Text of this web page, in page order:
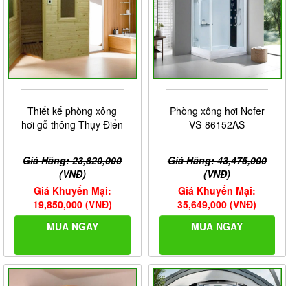
hơi với một nhiệt độ hợp lý vừa phải mà không gây nên
những tác dụng phụ.
Thiết bị cài đặt nhiệt độ và thời gian bên ngoài phòng
xông hơi
Thiết kế phòng xông
hơi gỗ thông Thụy Điển
Giá Hãng: 23,820,000
(VNĐ)
Giá Khuyến Mại:
19,850,000 (VNĐ)
MUA NGAY
Phòng xông hơi Nofer
VS-86152AS
Giá Hãng: 43,475,000
(VNĐ)
Giá Khuyến Mại:
35,649,000 (VNĐ)
MUA NGAY